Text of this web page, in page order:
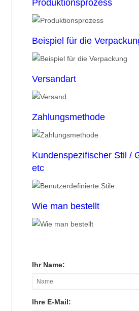
Produktionsprozess
Beispiel für die
Versandart
Zahlungsmethode
Kundenspezifischer Stil /
etc
Wie man bestellt
Ihr Name:
Ihre E-Mail: